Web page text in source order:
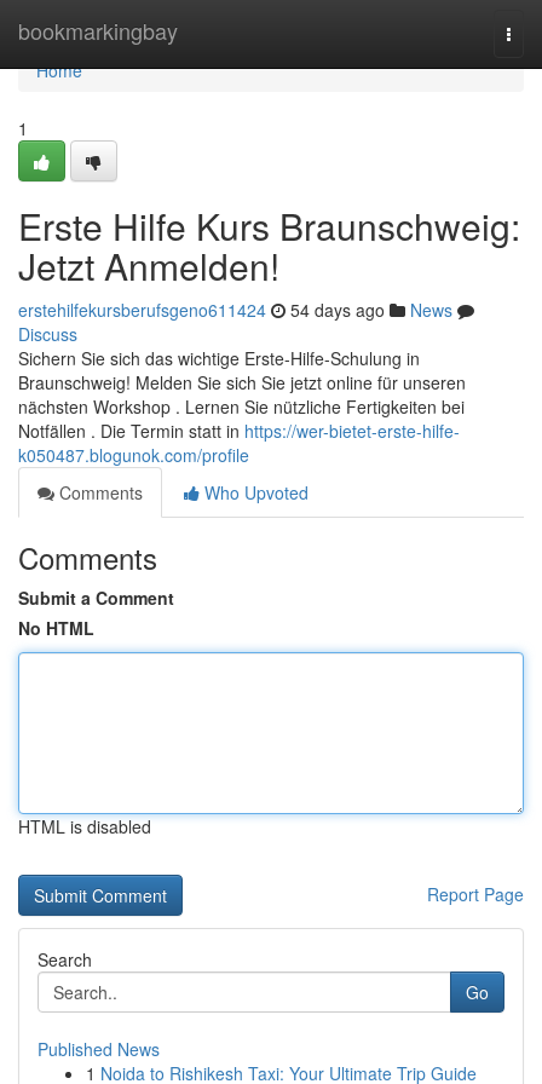
bookmarkingbay
Home
Home
1
Erste Hilfe Kurs Braunschweig:
Jetzt Anmelden!
erstehilfekursberufsgeno611424 54 days ago
News
Discuss
Sichern Sie sich das wichtige Erste-Hilfe-Schulung in
Braunschweig! Melden Sie sich Sie jetzt online für unseren
nächsten Workshop . Lernen Sie nützliche Fertigkeiten bei
Notfällen . Die Termin statt in https://wer-bietet-erste-hilfe-
k050487.blogunok.com/profile
Comments
Who Upvoted
Comments
Submit a Comment
No HTML
HTML is disabled
Report Page
Search
Go
Published News
1 Noida to Rishikesh Taxi: Your Ultimate Trip Guide